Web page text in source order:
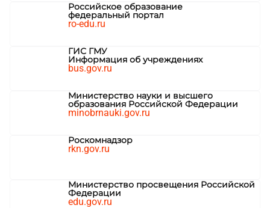
Российское образование
федеральный портал
ro-edu.ru
ГИС ГМУ
Информация об учреждениях
bus.gov.ru
Министерство науки и высшего
образования Российской Федерации
minobrnauki.gov.ru
Роскомнадзор
rkn.gov.ru
Министерство просвещения Российской
Федерации
edu.gov.ru